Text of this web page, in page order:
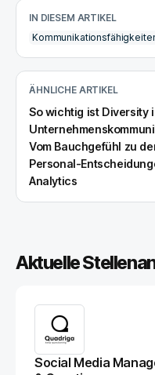
IN DIESEM ARTIKEL
ÄHNLICHE ARTIKEL
So wichtig ist Diversity
Vom Bauchgefühl zu
Personal-
Analytics
Aktuelle
Social Media